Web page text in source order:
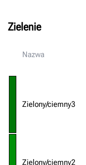
Zielenie
Nazwa
Zielony/ciemny3
Zielony/ciemny2